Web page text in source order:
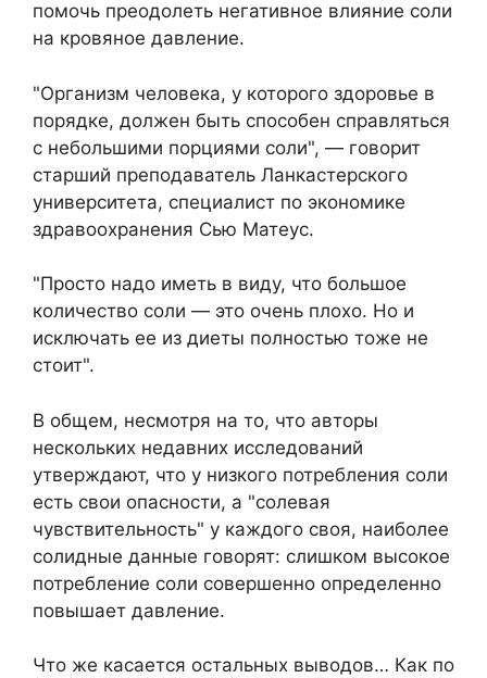
помочь преодолеть негативное влияние соли
на кровяное давление.
"Организм человека, у которого здоровье в
порядке, должен быть способен справляться
с небольшими порциями соли", — говорит
старший преподаватель Ланкастерского
университета, специалист по экономике
здравоохранения Сью Матеус.
"Просто надо иметь в виду, что большое
количество соли — это очень плохо. Но и
исключать ее из диеты полностью тоже не
стоит".
В общем, несмотря на то, что авторы
нескольких недавних исследований
утверждают, что у низкого потребления соли
есть свои опасности, а "солевая
чувствительность" у каждого своя, наиболее
солидные данные говорят: слишком высокое
потребление соли совершенно определенно
повышает давление.
Что же касается остальных выводов… Как по